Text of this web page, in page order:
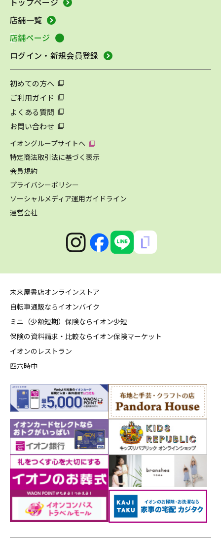
店舗一覧
店舗ページ
ログイン・新規会員登録
初めての方へ
ご利用ガイド
よくある質問
お問い合わせ
イオングループサイトへ
特定商法取引法に基づく表示
会員規約
プライバシーポリシー
ソーシャルメディア運用ガイドライン
運営会社
未来屋書店オンラインストア
自転車通販ならイオンバイク
ミニ（少額短期）保険ならイオン少短
保険の資料請求・比較ならイオン保険マーケット
イオンのレストラン
四六時中